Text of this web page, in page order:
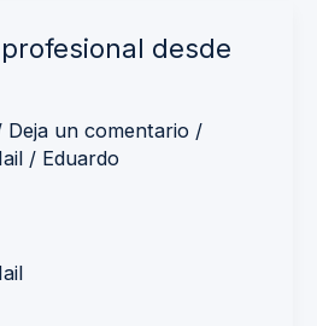
desde
Deja un comentario /
/ Eduardo